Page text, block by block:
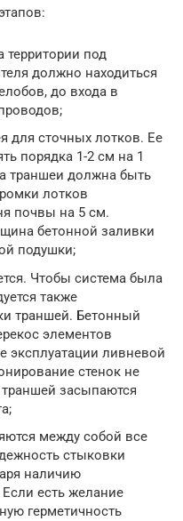
территории под
должно находиться
до входа в
для сточных лотков. Ее
порядка 1-2 см на 1
траншеи должна быть
лотков
почвы на 5 см.
бетонной заливки
подушки;
Чтобы система была
также
траншей. Бетонный
элементов
эксплуатации ливневой
стенок не
засыпаются
между собой все
стыковки
наличию
есть желание
герметичность